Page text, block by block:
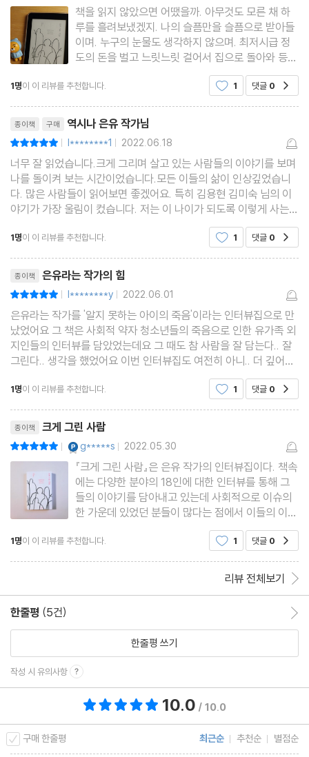
책을 읽지 않았으면 어땠을까. 아무것도 모른 채 하
루를 흘려보냈겠지. 나의 슬픔만을 슬픔으로 받아들
이며. 누구의 눈물도 생각하지 않으며. 최저시급 정
도의 돈을 벌고 느릿느릿 걸어서 집으로 돌아와 등이
아프다는 핑계로 누워 있다가 잠이 드는 하루가 그저
최선이라고 여기는. 주말에 읽기 시작한 은유의 인터
죽고 있
1명이 이 리뷰를 추천합니다. 1 댓글 0
종이책 구매 역시나 은유 작가님
| l********1 | 2022.06.18
너무 잘 읽었습니다.크게 그리며 살고 있는 사람들의 이야기를 보며
나를 돌이켜 보는 시간이었습니다.모든 이들의 삶이 인상깊었습니
다. 많은 사람들이 읽어보면 좋겠어요. 특히 김용현 김미숙 님의 이
야기가 가장 울림이 컸습니다. 저는 이 나이가 되도록 이렇게 사는
사람도 있다는 것을 몰랐네요. 이런 분들 덕분에 세상이 조금씩 좋은
방향으로 바뀌고 있다고 생각해요. 이들의 이야
1명이 이 리뷰를 추천합니다. 1 댓글 0
종이책 은유라는 작가의 힘
| l********y | 2022.06.01
은유라는 작가를 '알지 못하는 아이의 죽음'이라는 인터뷰집으로 만
났었어요 그 책은 사회적 약자 청소년들의 죽음으로 인한 유가족 외
지인들의 인터뷰를 담았었는데요 그 때도 참 사람을 잘 담는다.. 잘
그린다.. 생각을 했었어요 이번 인터뷰집도 여전히 아니.. 더 깊어지
고 풍부해졌어요 자신의 소신을 지키면서 살다가 사회에서 외면받
거나 그럼에도 꿋꿋하게 살아내고 있는 사람들
1명이 이 리뷰를 추천합니다. 1 댓글 0
종이책 크게 그린 사람
| g*****s | 2022.05.30
『크게 그린 사람』은 은유 작가의 인터뷰집이다. 책속
에는 다양한 분야의 18인에 대한 인터뷰를 통해 그
들의 이야기를 담아내고 있는데 사회적으로 이슈의
한 가운데 있었던 분들이 많다는 점에서 이들의 이야
기를 읽으면서 18인에 대한 기사 검색도 해보게 되
는 책이기도 하다. 이 책은 지난 2020년 1월부터 시
1명이 이 리뷰를 추천합니다. 1 댓글 0
리뷰 전체보기
한줄평 (5건)
한줄평 쓰기
작성 시 유의사항
10.0 / 10.0
구매 한줄평 최근순 추천순 별점순